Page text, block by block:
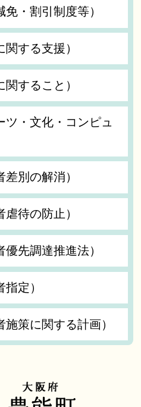
・割引制度等）
する支援）
すること）
ツ・文化・コンピュ
別の解消）
待の防止）
先調達推進法）
定）
策に関する計画）